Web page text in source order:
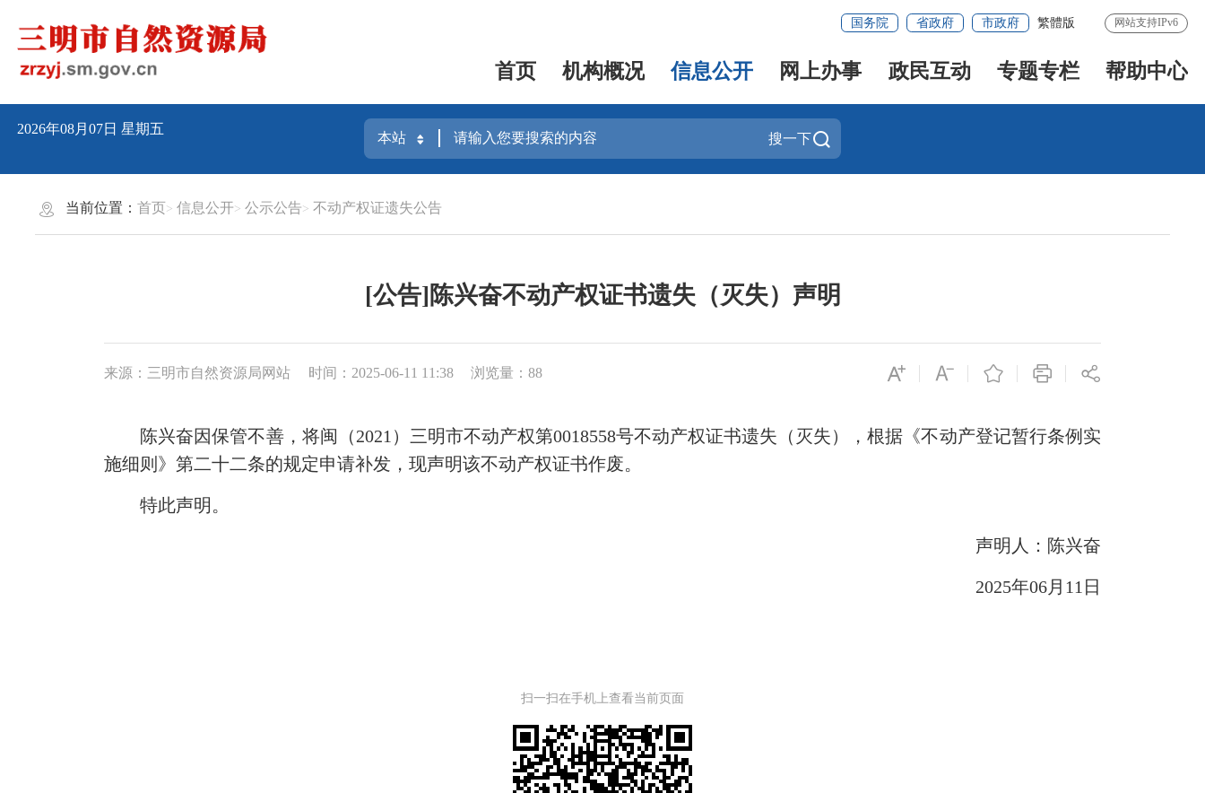
国务院 省政府 市政府 繁體版 网站支持IPv6
首页 机构概况 信息公开 网上办事 政民互动 专题专栏 帮助中心
2026年08月07日星期五
搜一下
当前位置：首页 信息公开 公示公告 不动产权证遗失公告
[公告]陈兴奋不动产权证书遗失（灭失）声明
来源：三明市自然资源局网站 时间：2025-06-11 11:38 浏览量：88
陈兴奋因保管不善，将闽（2021）三明市不动产权第0018558号不动产权证书遗失（灭失），根据《不动产登记暂行条例实
施细则》第二十二条的规定申请补发，现声明该不动产权证书作废。
特此声明。
声明人：陈兴奋
2025年06月11日
扫一扫在手机上查看当前页面